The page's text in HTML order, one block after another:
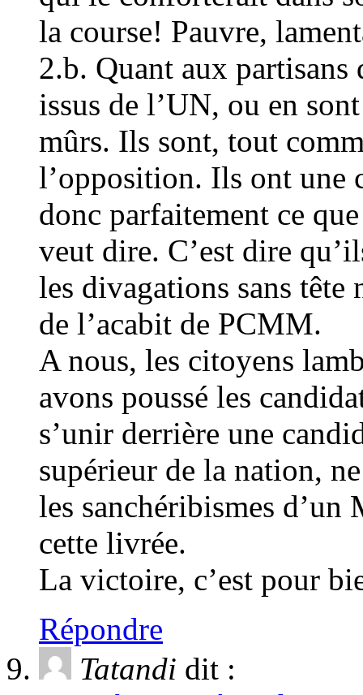
la course! Pauvre,
2.b. Quant aux
issus de l’UN, ou en
mûrs. Ils sont, tout
l’opposition. Ils ont une
donc parfaitement ce
veut dire. C’est dire
les divagations sans
de l’acabit de PCMM.
A nous, les citoyens
avons poussé les
s’unir derrière une
supérieur de la nation,
les sanchéribismes d’un
cette livrée.
La victoire, c’est pour
Répondre
Tatandi dit :